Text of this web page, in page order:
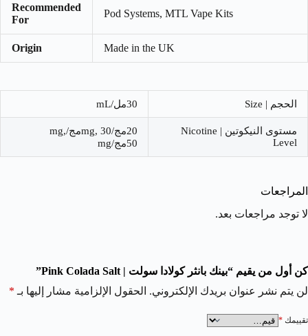
Recommended
For
Pod Systems, MTL Vape Kits
Origin Made in the UK
الحجم | Size 30مل/mL
مستوى النيكوتين | Nicotine
Level
20مج/mg, 30مج/mg,
50مج/mg
المراجعات
لا توجد مراجعات بعد.
كن أول من يقيم “بينك بانثر كولادا سولت | Pink Colada Salt”
لن يتم نشر عنوان بريدك الإلكتروني. الحقول الإلزامية مشار إليها بـ *
تقييمك *